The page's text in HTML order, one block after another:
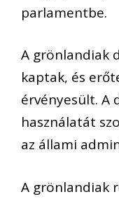
parlamentbe.
A grönlandiak
kaptak, és
érvényesült. A
használatát
az állami
A grönlandiak